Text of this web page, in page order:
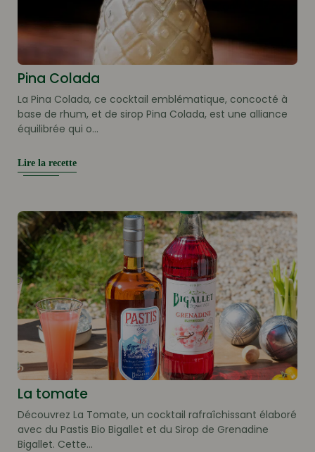
La tomate
Découvrez La Tomate, un cocktail rafraîchissant élaboré
avec du Pastis Bio Bigallet et du Sirop de Grenadine
Bigallet. Cette...
Pina Colada
La Pina Colada, ce cocktail emblématique, concocté à
base de rhum, et de sirop Pina Colada, est une alliance
équilibrée qui o...
Lire la recette